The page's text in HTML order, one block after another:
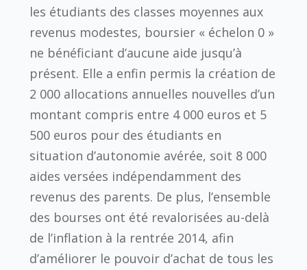
les étudiants des classes moyennes aux
revenus modestes, boursier « échelon 0 »
ne bénéficiant d’aucune aide jusqu’à
présent. Elle a enfin permis la création de
2 000 allocations annuelles nouvelles d’un
montant compris entre 4 000 euros et 5
500 euros pour des étudiants en
situation d’autonomie avérée, soit 8 000
aides versées indépendamment des
revenus des parents. De plus, l’ensemble
des bourses ont été revalorisées au-delà
de l’inflation à la rentrée 2014, afin
d’améliorer le pouvoir d’achat de tous les